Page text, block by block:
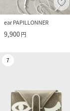
ear PAPILLONNER
9,900円
7